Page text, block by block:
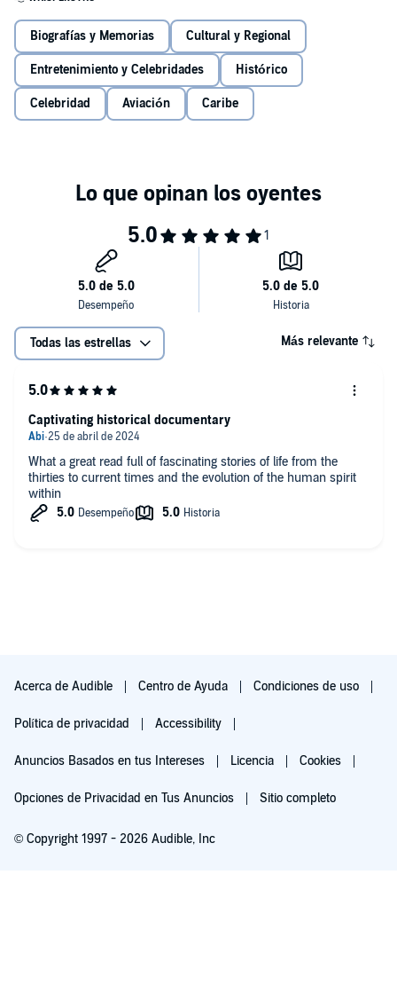
Biografías y Memorias Cultural y Regional
Entretenimiento y Celebridades Histórico
Celebridad Aviación Caribe
Todas las estrellas Más relevante
What a great read full of fascinating stories of life from the
thirties to current times and the evolution of the human spirit
within
Captivating historical documentary
Acerca de Audible Centro de Ayuda Condiciones de uso
Política de privacidad Accessibility
Anuncios Basados en tus Intereses Licencia Cookies
Opciones de Privacidad en Tus Anuncios Sitio completo
© Copyright 1997 - 2026 Audible, Inc